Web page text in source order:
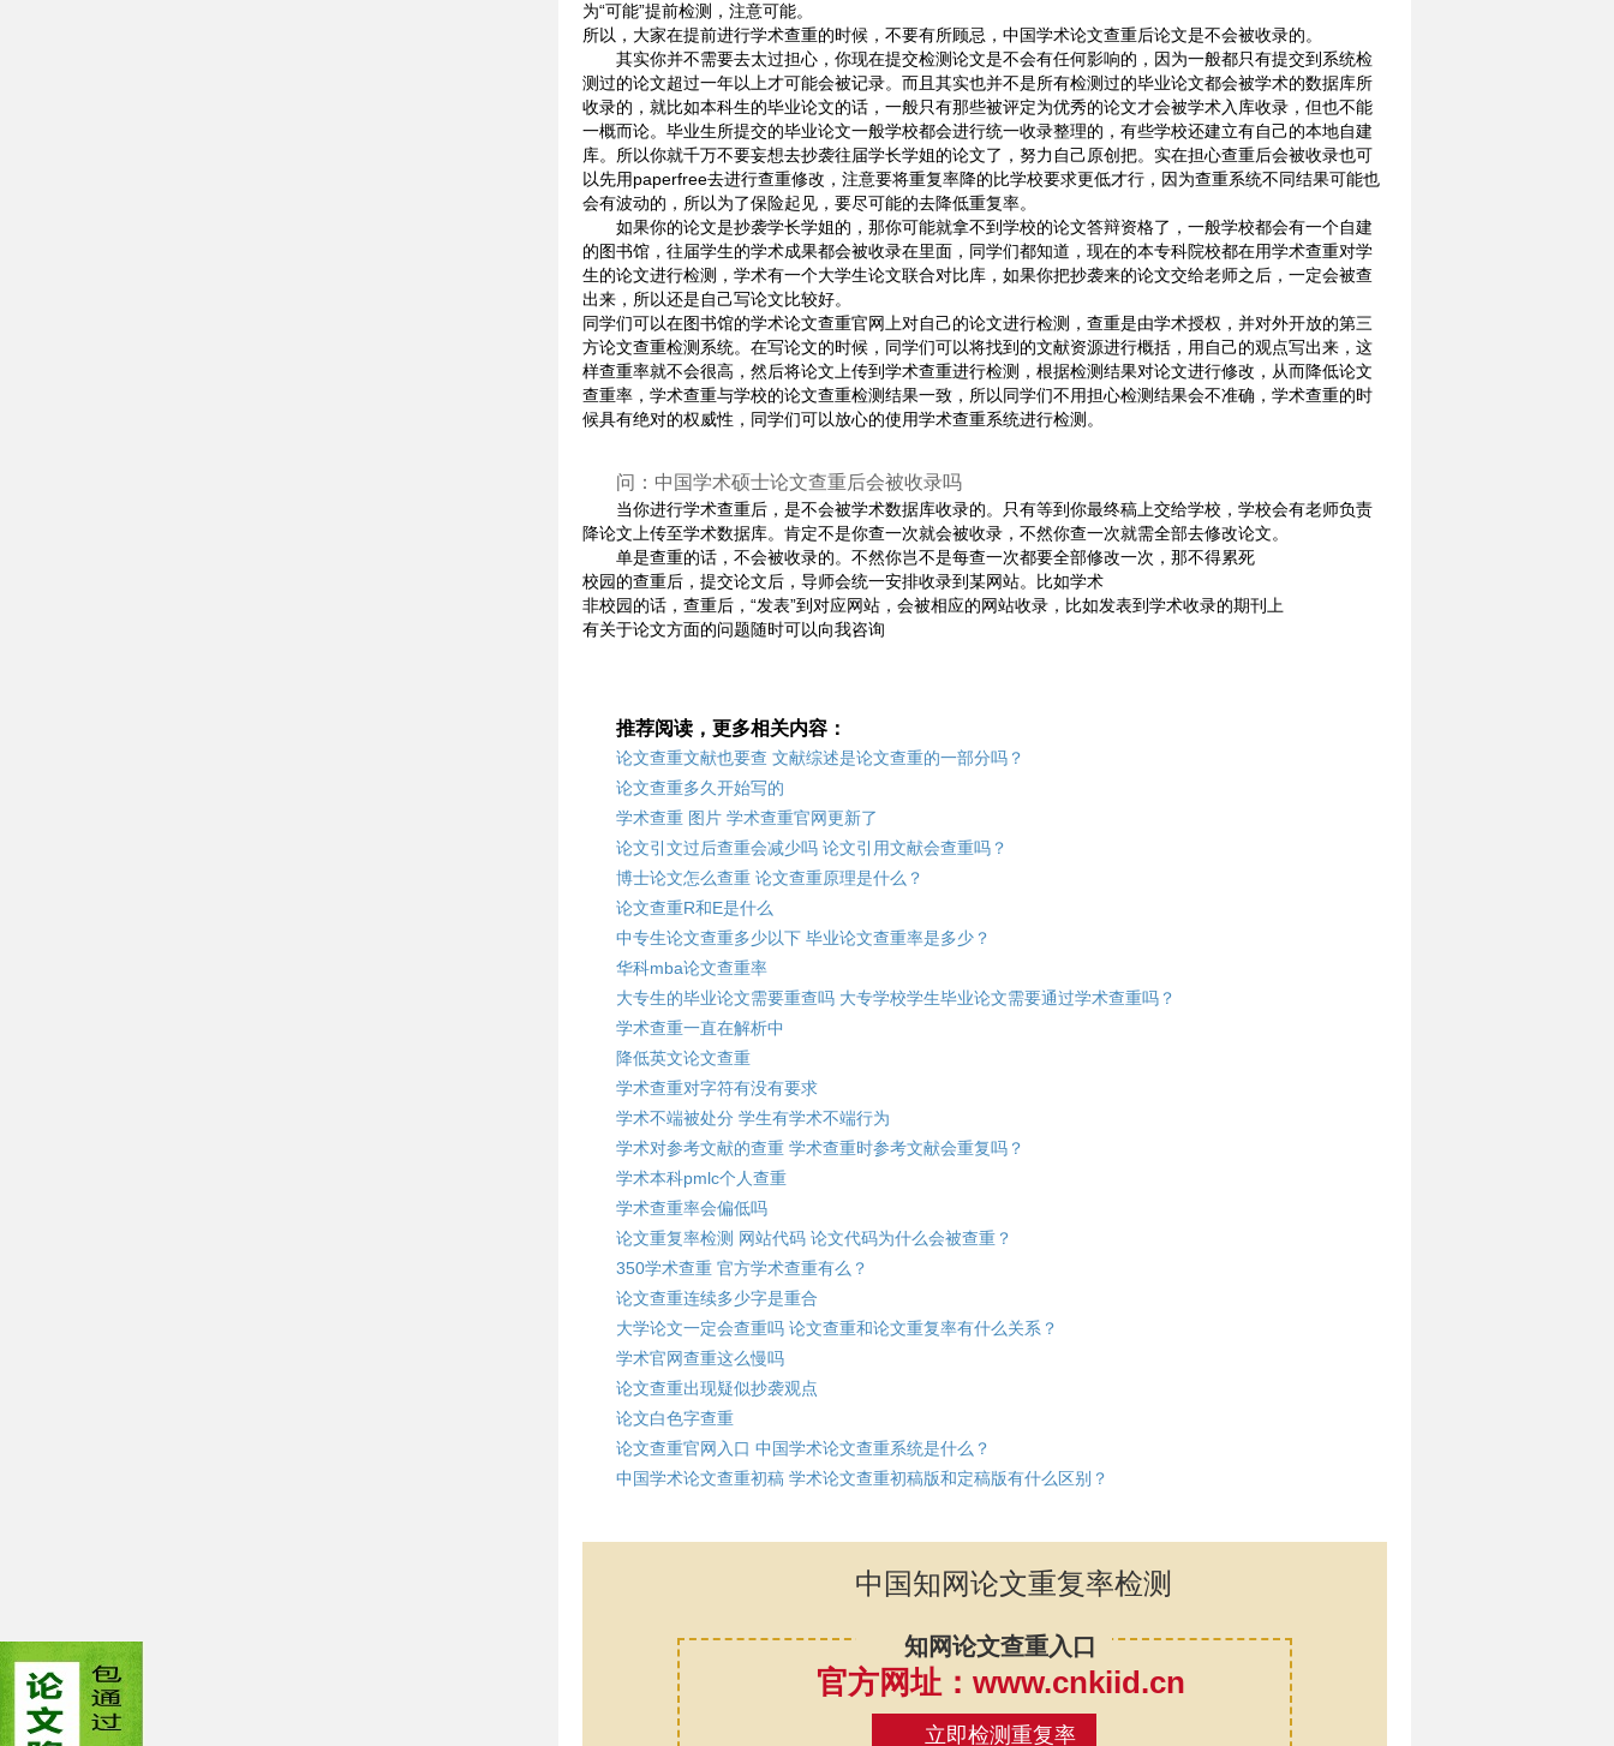
为“可能”提前检测，注意可能。
所以，大家在提前进行学术查重的时候，不要有所顾忌，中国学术论文查重后论文是不会被收录的。
其实你并不需要去太过担心，你现在提交检测论文是不会有任何影响的，因为一般都只有提交到系统检
测过的论文超过一年以上才可能会被记录。而且其实也并不是所有检测过的毕业论文都会被学术的数据库所
收录的，就比如本科生的毕业论文的话，一般只有那些被评定为优秀的论文才会被学术入库收录，但也不能
一概而论。毕业生所提交的毕业论文一般学校都会进行统一收录整理的，有些学校还建立有自己的本地自建
库。所以你就千万不要妄想去抄袭往届学长学姐的论文了，努力自己原创把。实在担心查重后会被收录也可
以先用paperfree去进行查重修改，注意要将重复率降的比学校要求更低才行，因为查重系统不同结果可能也
会有波动的，所以为了保险起见，要尽可能的去降低重复率。
如果你的论文是抄袭学长学姐的，那你可能就拿不到学校的论文答辩资格了，一般学校都会有一个自建
的图书馆，往届学生的学术成果都会被收录在里面，同学们都知道，现在的本专科院校都在用学术查重对学
生的论文进行检测，学术有一个大学生论文联合对比库，如果你把抄袭来的论文交给老师之后，一定会被查
出来，所以还是自己写论文比较好。
同学们可以在图书馆的学术论文查重官网上对自己的论文进行检测，查重是由学术授权，并对外开放的第三
方论文查重检测系统。在写论文的时候，同学们可以将找到的文献资源进行概括，用自己的观点写出来，这
样查重率就不会很高，然后将论文上传到学术查重进行检测，根据检测结果对论文进行修改，从而降低论文
查重率，学术查重与学校的论文查重检测结果一致，所以同学们不用担心检测结果会不准确，学术查重的时
候具有绝对的权威性，同学们可以放心的使用学术查重系统进行检测。
问：中国学术硕士论文查重后会被收录吗
当你进行学术查重后，是不会被学术数据库收录的。只有等到你最终稿上交给学校，学校会有老师负责
降论文上传至学术数据库。肯定不是你查一次就会被收录，不然你查一次就需全部去修改论文。
单是查重的话，不会被收录的。不然你岂不是每查一次都要全部修改一次，那不得累死
校园的查重后，提交论文后，导师会统一安排收录到某网站。比如学术
非校园的话，查重后，“发表”到对应网站，会被相应的网站收录，比如发表到学术收录的期刊上
有关于论文方面的问题随时可以向我咨询
推荐阅读，更多相关内容：
论文查重文献也要查 文献综述是论文查重的一部分吗？
论文查重多久开始写的
学术查重 图片 学术查重官网更新了
论文引文过后查重会减少吗 论文引用文献会查重吗？
博士论文怎么查重 论文查重原理是什么？
论文查重R和E是什么
中专生论文查重多少以下 毕业论文查重率是多少？
华科mba论文查重率
大专生的毕业论文需要重查吗 大专学校学生毕业论文需要通过学术查重吗？
学术查重一直在解析中
降低英文论文查重
学术查重对字符有没有要求
学术不端被处分 学生有学术不端行为
学术对参考文献的查重 学术查重时参考文献会重复吗？
学术本科pmlc个人查重
学术查重率会偏低吗
论文重复率检测 网站代码 论文代码为什么会被查重？
350学术查重 官方学术查重有么？
论文查重连续多少字是重合
大学论文一定会查重吗 论文查重和论文重复率有什么关系？
学术官网查重这么慢吗
论文查重出现疑似抄袭观点
论文白色字查重
论文查重官网入口 中国学术论文查重系统是什么？
中国学术论文查重初稿 学术论文查重初稿版和定稿版有什么区别？
中国知网论文重复率检测
知网论文查重入口
官方网址：www.cnkiid.cn
立即检测重复率